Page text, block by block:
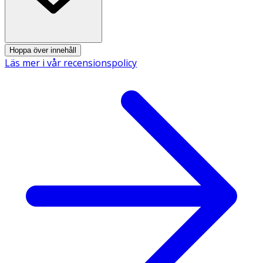
Metalltråd Rostfritt stål, plastöverdragen.
Hoppa över innehåll
Läs mer i vår recensionspolicy